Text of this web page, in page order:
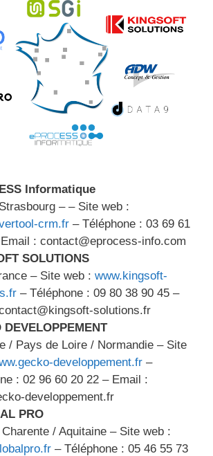
Informatique
– – Site web :
crm.fr – Téléphone : 03 69 61
: contact@eprocess-info.com
SOLUTIONS
– Site web : www.kingsoft-
– Téléphone : 09 80 38 90 45 –
solutions.fr
DEVELOPPEMENT
/ Pays de Loire / Normandie – Site
developpement.fr –
: 02 96 60 20 22 – Email :
developpement.fr
PRO
/ Aquitaine – Site web :
– Téléphone : 05 46 55 73